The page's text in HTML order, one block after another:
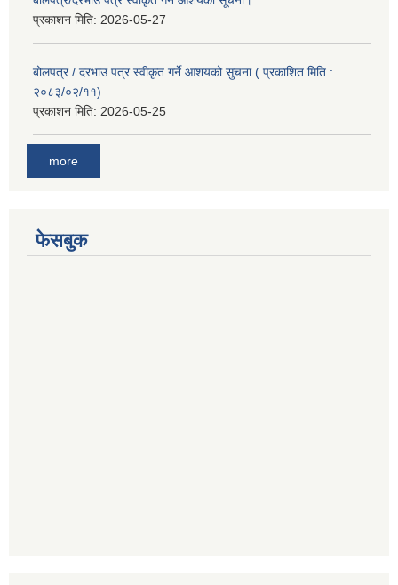
प्रकाशन मिति: 2026-05-27
बोलपत्र / दरभाउ पत्र स्वीकृत गर्ने आशयको सुचना ( प्रकाशित मिति :
२०८३/०२/११)
प्रकाशन मिति: 2026-05-25
more
फेसबुक